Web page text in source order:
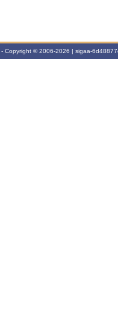
Copyright © 2006-2026 | sigaa-